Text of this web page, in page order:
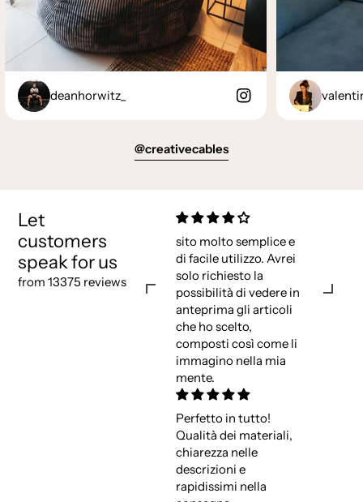
deanhorwitz_
@creativecables
Let
customers
speak for us
from 13375 reviews
sito molto semplice e
di facile utilizzo. Avrei
solo richiesto la
possibilità di vedere in
anteprima gli articoli
che ho scelto,
composti così come li
immagino nella mia
mente.
Perfetto in tutto!
Qualità dei materiali,
chiarezza nelle
descrizioni e
rapidissimi nella